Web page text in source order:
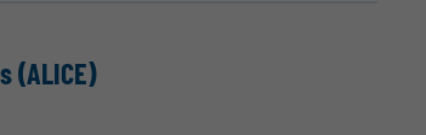
(ALICE)